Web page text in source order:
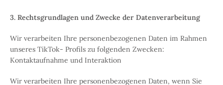
3. Rechtsgrundlagen und Zwecke der Datenverarbeitung
Wir verarbeiten Ihre personenbezogenen Daten im Rahmen
unseres TikTok- Profils zu folgenden Zwecken:
Kontaktaufnahme und Interaktion
Wir verarbeiten Ihre personenbezogenen Daten, wenn Sie